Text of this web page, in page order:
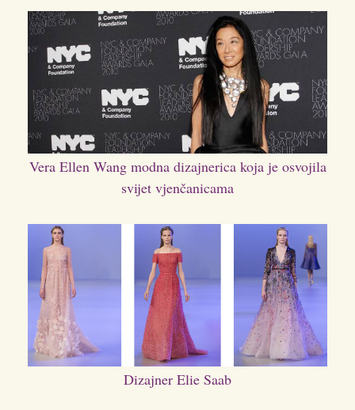
Vera Ellen Wang modna dizajnerica koja je osvojila
svijet vjenčanicama
Dizajner Elie Saab